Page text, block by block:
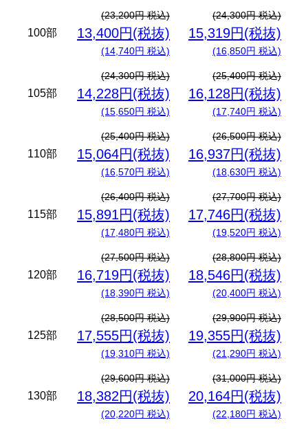
100部
(23,200円 税込)
13,400円(税抜)
(14,740円 税込)
(24,300円 税込)
15,319円(税抜)
(16,850円 税込)
105部
(24,300円 税込)
14,228円(税抜)
(15,650円 税込)
(25,400円 税込)
16,128円(税抜)
(17,740円 税込)
110部
(25,400円 税込)
15,064円(税抜)
(16,570円 税込)
(26,500円 税込)
16,937円(税抜)
(18,630円 税込)
115部
(26,400円 税込)
15,891円(税抜)
(17,480円 税込)
(27,700円 税込)
17,746円(税抜)
(19,520円 税込)
120部
(27,500円 税込)
16,719円(税抜)
(18,390円 税込)
(28,800円 税込)
18,546円(税抜)
(20,400円 税込)
125部
(28,500円 税込)
17,555円(税抜)
(19,310円 税込)
(29,900円 税込)
19,355円(税抜)
(21,290円 税込)
130部
(29,600円 税込)
18,382円(税抜)
(20,220円 税込)
(31,000円 税込)
20,164円(税抜)
(22,180円 税込)